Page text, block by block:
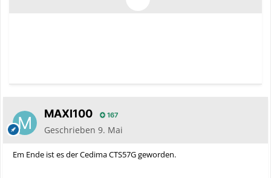
MAXI100 167
Geschrieben 9. Mai
Em Ende ist es der Cedima CTS57G geworden.